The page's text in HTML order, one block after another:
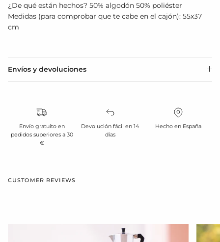
¿De qué están hechos? 50% algodón 50% poliéster
Medidas (para comprobar que te cabe en el cajón): 55x37
cm
Envíos y devoluciones
Envío gratuito en
pedidos superiores a 30
€
Devolución fácil en 14
días
Hecho en España
CUSTOMER REVIEWS